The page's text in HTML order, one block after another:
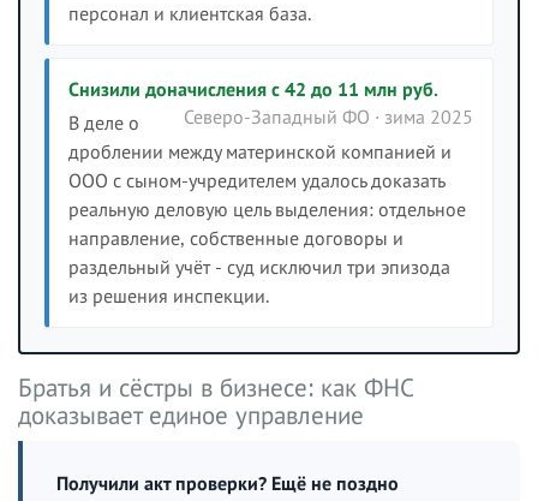
персонал и клиентская база.
Снизили доначисления с 42 до 11 млн руб.
Северо-Западный ФО · зима 2025
В деле о
дроблении между материнской компанией и
ООО с сыном-учредителем удалось доказать
реальную деловую цель выделения: отдельное
направление, собственные договоры и
раздельный учёт - суд исключил три эпизода
из решения инспекции.
Братья и сёстры в бизнесе: как ФНС
доказывает единое управление
Получили акт проверки? Ещё не поздно